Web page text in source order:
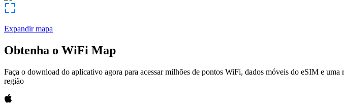
Expandir mapa
Obtenha o WiFi Map
Faça o download do aplicativo agora para acessar milhões de pontos WiFi, dados móveis do eSIM e
região